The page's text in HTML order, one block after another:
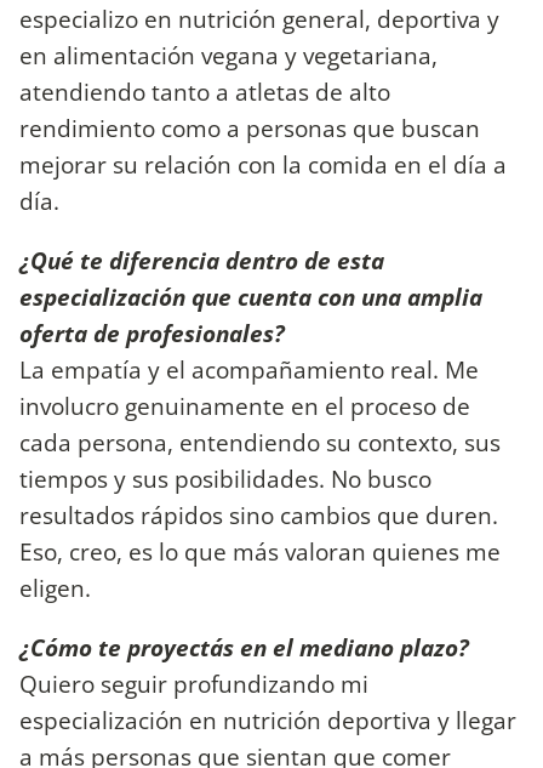
especializo en nutrición general, deportiva y
en alimentación vegana y vegetariana,
atendiendo tanto a atletas de alto
rendimiento como a personas que buscan
mejorar su relación con la comida en el día a
día.
¿Qué te diferencia dentro de esta
especialización que cuenta con una amplia
oferta de profesionales?
La empatía y el acompañamiento real. Me
involucro genuinamente en el proceso de
cada persona, entendiendo su contexto, sus
tiempos y sus posibilidades. No busco
resultados rápidos sino cambios que duren.
Eso, creo, es lo que más valoran quienes me
eligen.
¿Cómo te proyectás en el mediano plazo?
Quiero seguir profundizando mi
especialización en nutrición deportiva y llegar
a más personas que sientan que comer